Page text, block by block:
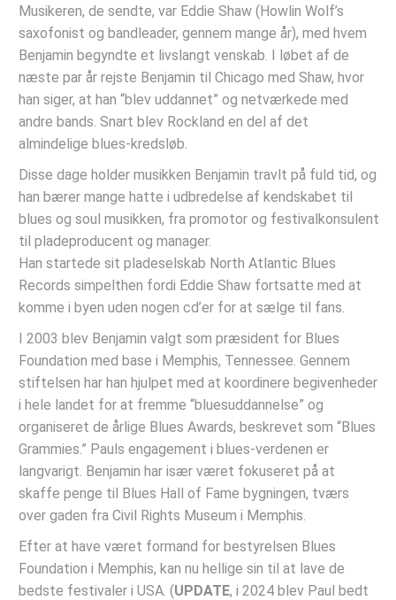
Musikeren, de sendte, var Eddie Shaw (Howlin Wolf’s
saxofonist og bandleader, gennem mange år), med hvem
Benjamin begyndte et livslangt venskab. I løbet af de
næste par år rejste Benjamin til Chicago med Shaw, hvor
han siger, at han “blev uddannet” og netværkede med
andre bands. Snart blev Rockland en del af det
almindelige blues-kredsløb.
Disse dage holder musikken Benjamin travlt på fuld tid, og
han bærer mange hatte i udbredelse af kendskabet til
blues og soul musikken, fra promotor og festivalkonsulent
til pladeproducent og manager.
Han startede sit pladeselskab North Atlantic Blues
Records simpelthen fordi Eddie Shaw fortsatte med at
komme i byen uden nogen cd’er for at sælge til fans.
I 2003 blev Benjamin valgt som præsident for Blues
Foundation med base i Memphis, Tennessee. Gennem
stiftelsen har han hjulpet med at koordinere begivenheder
i hele landet for at fremme “bluesuddannelse” og
organiseret de årlige Blues Awards, beskrevet som “Blues
Grammies.” Pauls engagement i blues-verdenen er
langvarigt. Benjamin har især været fokuseret på at
skaffe penge til Blues Hall of Fame bygningen, tværs
over gaden fra Civil Rights Museum i Memphis.
Efter at have været formand for bestyrelsen Blues
Foundation i Memphis, kan nu hellige sin til at lave de
bedste festivaler i USA. (UPDATE, i 2024 blev Paul bedt